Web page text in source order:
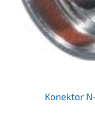
Konektor